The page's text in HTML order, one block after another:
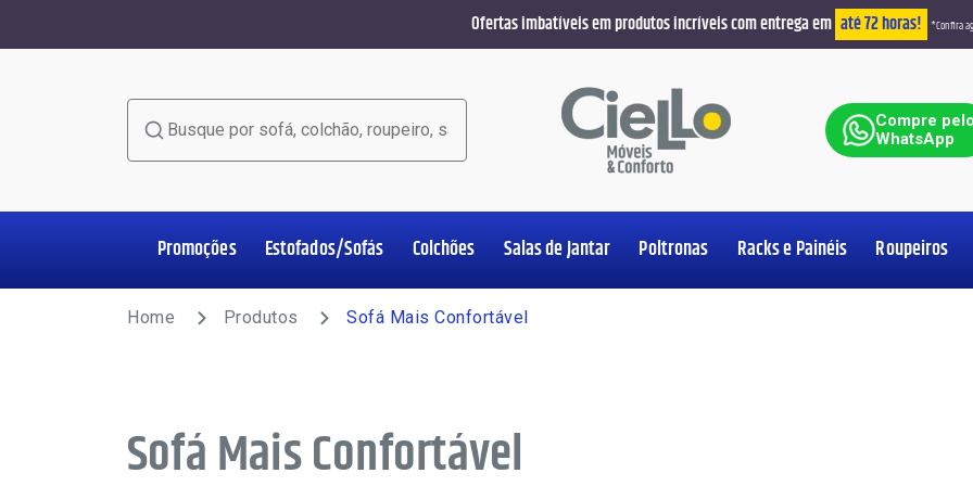
Ofertas imbatíveis em produtos incríveis com entrega em até 72 horas! *Confira
Compre pelo
WhatsApp
Home Office
Promoções Estofados/Sofás
Estofados/Sofás
Colchões
Colchões
Salas de Jantar
Salas de Jantar
Poltronas
Poltronas
Racks e Painéis
Racks e Painéis
Roupeiros
Roupeiros
Complementos
Home Produtos Sofá Mais Confortável
Sofá Mais Confortável